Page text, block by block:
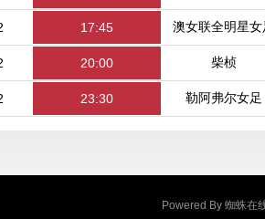
17:45 澳女联全明星女
20:00 柴桢
23:30 勒阿弗尔女足
Powered By 蜘蛛在